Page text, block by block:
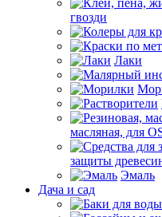
гвозди
Лаки
масляная, для
защиты
Эмаль
Дача и сад